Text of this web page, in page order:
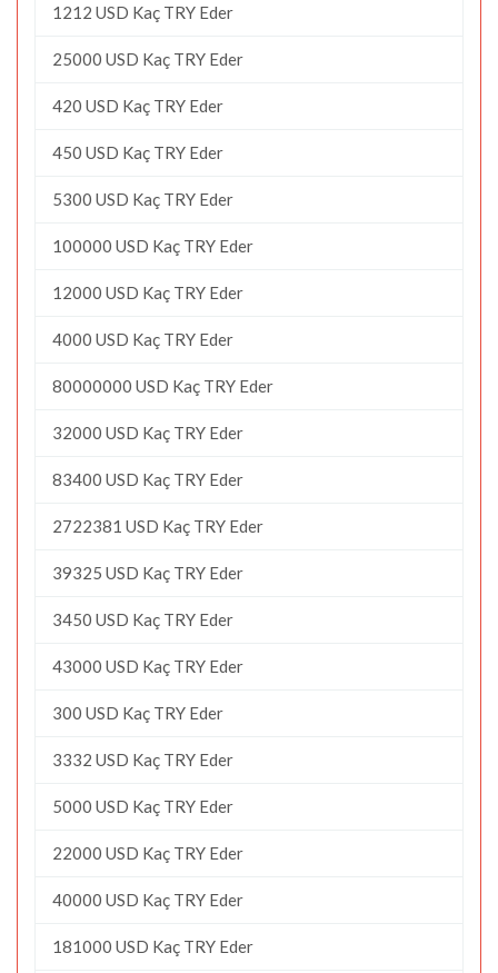
1212 USD Kaç TRY Eder
25000 USD Kaç TRY Eder
420 USD Kaç TRY Eder
450 USD Kaç TRY Eder
5300 USD Kaç TRY Eder
100000 USD Kaç TRY Eder
12000 USD Kaç TRY Eder
4000 USD Kaç TRY Eder
80000000 USD Kaç TRY Eder
32000 USD Kaç TRY Eder
83400 USD Kaç TRY Eder
2722381 USD Kaç TRY Eder
39325 USD Kaç TRY Eder
3450 USD Kaç TRY Eder
43000 USD Kaç TRY Eder
300 USD Kaç TRY Eder
3332 USD Kaç TRY Eder
5000 USD Kaç TRY Eder
22000 USD Kaç TRY Eder
40000 USD Kaç TRY Eder
181000 USD Kaç TRY Eder